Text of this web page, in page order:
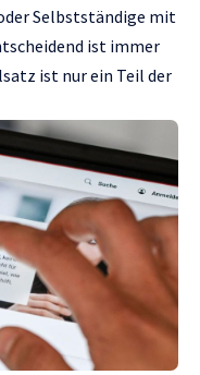
Selbstständige mit
ist immer
ist nur ein Teil der